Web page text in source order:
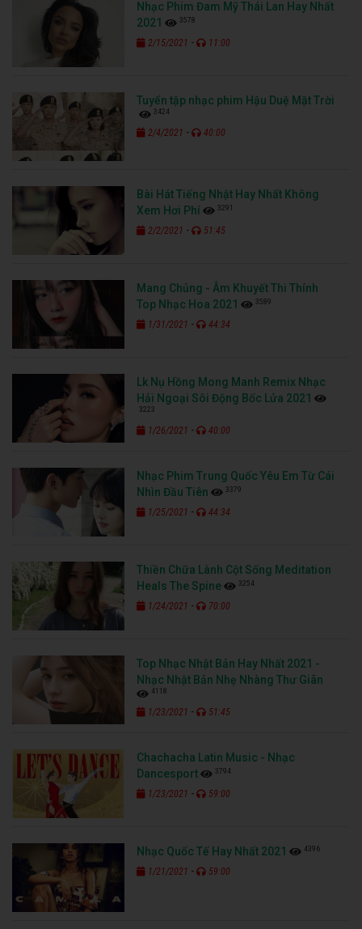
Nhạc Phim Đam Mỹ Thái Lan Hay Nhất
2021
3578
2/15/2021 - 11:00
Tuyển tập nhạc phim Hậu Duệ Mặt Trời
3424
2/4/2021 - 40:00
Bài Hát Tiếng Nhật Hay Nhất Không
Xem Hơi Phí
3291
2/2/2021 - 51:45
Mang Chủng - Âm Khuyết Thi Thính
Top Nhạc Hoa 2021
3589
1/31/2021 - 44:34
Lk Nụ Hồng Mong Manh Remix Nhạc
Hải Ngoại Sôi Động Bốc Lửa 2021
3223
1/26/2021 - 40:00
Nhạc Phim Trung Quốc Yêu Em Từ Cái
Nhìn Đầu Tiên
3379
1/25/2021 - 44:34
Thiền Chữa Lành Cột Sống Meditation
Heals The Spine
3254
1/24/2021 - 70:00
Top Nhạc Nhật Bản Hay Nhất 2021 -
Nhạc Nhật Bản Nhẹ Nhàng Thư Giãn
4118
1/23/2021 - 51:45
Chachacha Latin Music - Nhạc
Dancesport
3794
1/23/2021 - 59:00
Nhạc Quốc Tế Hay Nhất 2021 4396
1/21/2021 - 59:00